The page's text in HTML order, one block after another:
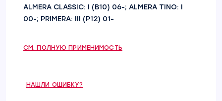
ALMERA CLASSIC: I (B10) 06-; ALMERA TINO: I
00-; PRIMERA: III (P12) 01-
СМ. ПОЛНУЮ ПРИМЕНИМОСТЬ
НАШЛИ ОШИБКУ?